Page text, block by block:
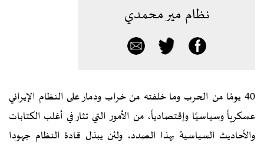
نظام مير محمدي
40 يومًا من الحرب وما خلفته من خراب ودمار على النظام الإيراني
عسكرياً وسياسيًا وإقتصادياً، من الأمور التي تثار في أغلب الکتابات
والأحاديث السياسية بهذا الصدد، ولئن يبذل قادة النظام جهودا